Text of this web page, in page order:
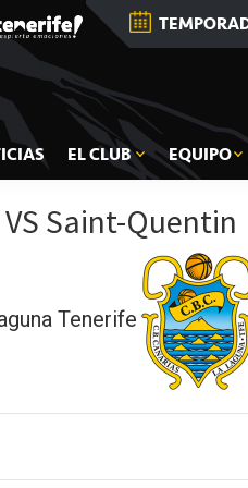
EL CLUB EQUIPO
Saint-Quentin
Tenerife